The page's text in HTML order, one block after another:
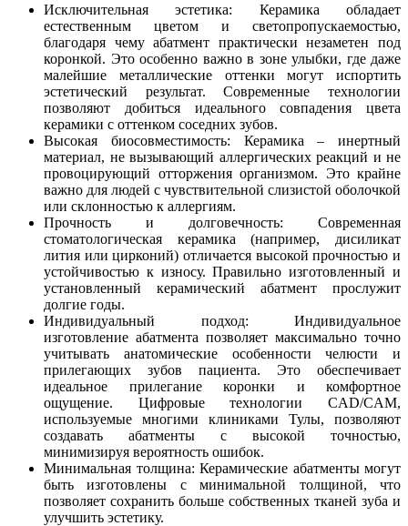
Исключительная эстетика: Керамика обладает
естественным цветом и светопропускаемостью,
благодаря чему абатмент практически незаметен под
коронкой. Это особенно важно в зоне улыбки, где даже
малейшие металлические оттенки могут испортить
эстетический результат. Современные технологии
позволяют добиться идеального совпадения цвета
керамики с оттенком соседних зубов.
Высокая биосовместимость: Керамика – инертный
материал, не вызывающий аллергических реакций и не
провоцирующий отторжения организмом. Это крайне
важно для людей с чувствительной слизистой оболочкой
или склонностью к аллергиям.
Прочность и долговечность: Современная
стоматологическая керамика (например, дисиликат
лития или цирконий) отличается высокой прочностью и
устойчивостью к износу. Правильно изготовленный и
установленный керамический абатмент прослужит
долгие годы.
Индивидуальный подход: Индивидуальное
изготовление абатмента позволяет максимально точно
учитывать анатомические особенности челюсти и
прилегающих зубов пациента. Это обеспечивает
идеальное прилегание коронки и комфортное
ощущение. Цифровые технологии CAD/CAM,
используемые многими клиниками Тулы, позволяют
создавать абатменты с высокой точностью,
минимизируя вероятность ошибок.
Минимальная толщина: Керамические абатменты могут
быть изготовлены с минимальной толщиной, что
позволяет сохранить больше собственных тканей зуба и
улучшить эстетику.